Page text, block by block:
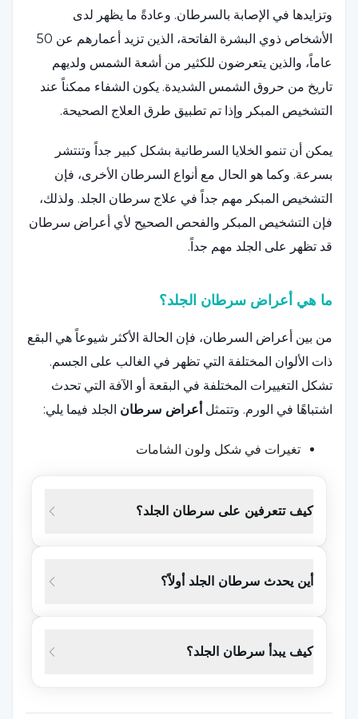
وتزايدها في الإصابة بالسرطان. وعادةً ما يظهر لدى
الأشخاص ذوي البشرة الفاتحة، الذين تزيد أعمارهم عن 50
عاماً، والذين يتعرضون للكثير من أشعة الشمس ولديهم
تاريخ من حروق الشمس الشديدة. يكون الشفاء ممكناً عند
التشخيص المبكر وإذا تم تطبيق طرق العلاج الصحيحة.
يمكن أن تنمو الخلايا السرطانية بشكل كبير جداً وتنتشر
بسرعة. وكما هو الحال مع أنواع السرطان الأخرى، فإن
التشخيص المبكر مهم جداً في علاج سرطان الجلد. ولذلك،
فإن التشخيص المبكر والفحص الصحيح لأي أعراض سرطان
قد تظهر على الجلد مهم جداً.
ما هي أعراض سرطان الجلد؟
من بين أعراض السرطان، فإن الحالة الأكثر شيوعاً هي البقع
ذات الألوان المختلفة التي تظهر في الغالب على الجسم.
تشكل التغييرات المختلفة في البقعة أو الآفة التي تحدث
اشتباهًا في الورم. وتتمثل أعراض سرطان الجلد فيما يلي:
تغيرات في شكل ولون الشامات
بعض النزيف على الجلد
الجروح المتكررة وغير الملتئمة
زيادة عدد الشامات وحجمها على الجسم
كيف تتعرفين على سرطان الجلد؟
أين يحدث سرطان الجلد أولاً؟
كيف يبدأ سرطان الجلد؟